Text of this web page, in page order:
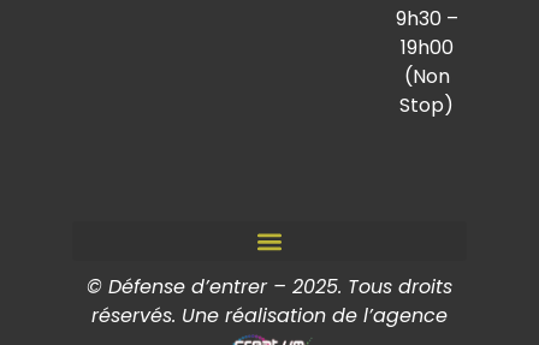
9h30 –
19h00
(Non
Stop)
© Défense d’entrer – 2025. Tous droits
réservés. Une réalisation de l’agence